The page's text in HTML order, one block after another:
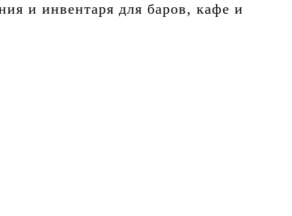
и инвентаря для баров, кафе и